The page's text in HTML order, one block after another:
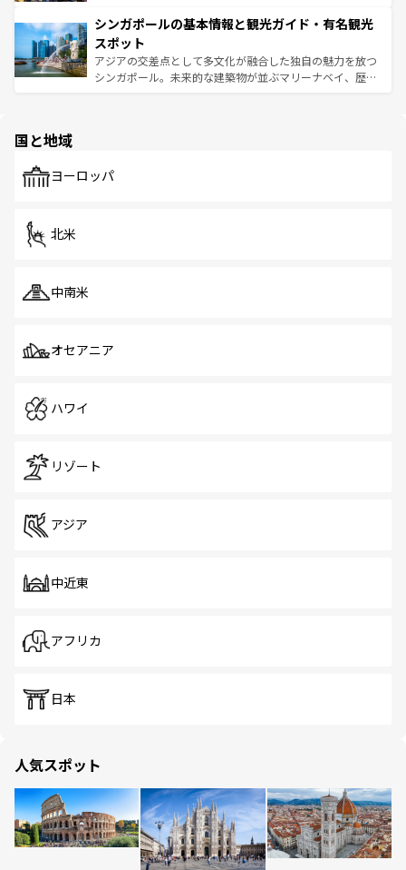
参照してほしい。
激する。気候は一年中温暖で、どの季節にも異なる楽しみ
が待っている。親しみやすいタイの人々、仏教を中心とし
た文化、そして多様な観光資源が、訪れる旅人を魅了し続
ける。 なお、新着のタイ情報はコンテンツ一覧を参照して
み、どこを訪れても感動するはず。観光スポットが密集し
ており、効率よく見どころを回れるのも魅力。息をのむよ
うな絶景から文化的な体験まで、香港を存分に楽しみ尽く
そう。 なお、新着の香港情報はコンテンツ一覧を参照して
シンガポールの基本情報と観光ガイド・有名観光
スポット
アジアの交差点として多文化が融合した独自の魅力を放つ
シンガポール。未来的な建築物が並ぶマリーナベイ、歴史
で、ホーカーズは地元の風情を楽しめる外せないスポット
国と地域
ヨーロッパ
北米
中南米
オセアニア
ハワイ
リゾート
アジア
中近東
アフリカ
日本
人気スポット